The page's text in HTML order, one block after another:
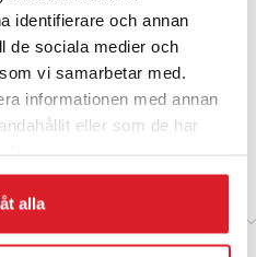
identifierare och annan
de sociala medier och
vi samarbetar med.
informationen med annan
eller som de har
alla
fungerande cirkulation i
med pelletskamin eller
att få fortsatt värme under
försvunnit.